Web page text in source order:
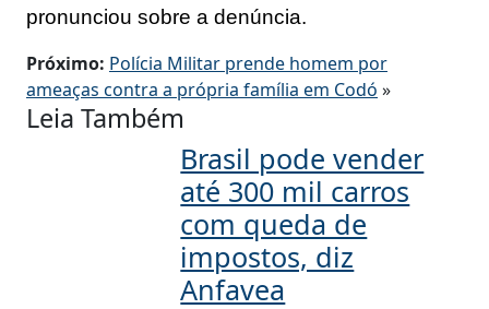
pronunciou sobre a denúncia.
Próximo: Polícia Militar prende homem por
ameaças contra a própria família em Codó »
Leia Também
Brasil pode vender
até 300 mil carros
com queda de
impostos, diz
Anfavea